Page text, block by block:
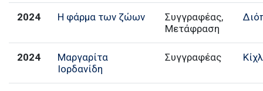
2024 Η φάρμα των ζώων
Συγγραφέας,
Μετάφραση
2024
Μαργαρίτα
Ιορδανίδη
Συγγραφέας